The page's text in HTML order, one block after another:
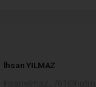
İhsan YILMAZ